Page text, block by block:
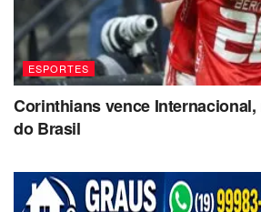
ESPORTES
Corinthians vence Internacional,
do Brasil